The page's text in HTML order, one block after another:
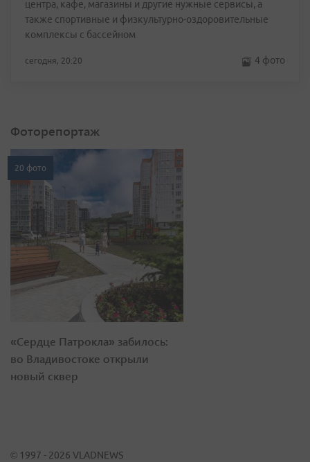
центра, кафе, магазины и другие нужные сервисы, а
также спортивные и физкультурно-оздоровительные
комплексы с бассейном
сегодня, 20:20 4 фото
Фоторепортаж
20 фото
«Сердце Патрокла» забилось:
во Владивостоке открыли
новый сквер
© 1997 - 2026 VLADNEWS